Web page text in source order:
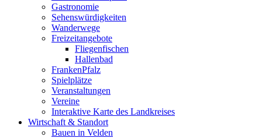
Gastronomie
Sehenswürdigkeiten
Wanderwege
Freizeitangebote
Fliegenfischen
Hallenbad
FrankenPfalz
Spielplätze
Veranstaltungen
Vereine
Interaktive Karte des Landkreises
Wirtschaft & Standort
Bauen in Velden